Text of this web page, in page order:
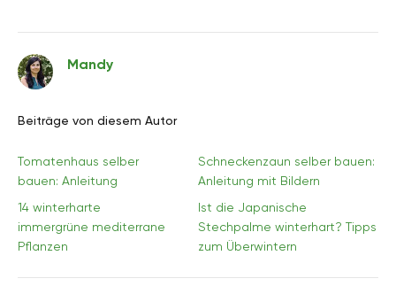
Mandy
Beiträge von diesem Autor
Tomatenhaus selber
bauen: Anleitung
Schneckenzaun selber bauen:
Anleitung mit Bildern
14 winterharte
immergrüne mediterrane
Pflanzen
Ist die Japanische
Stechpalme winterhart? Tipps
zum Überwintern